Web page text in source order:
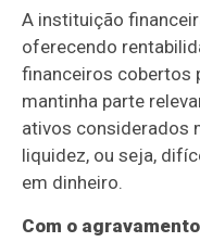
A instituição
oferecendo
financeiros cobertos
mantinha parte
ativos considerados
liquidez, ou seja,
em dinheiro.
Com o